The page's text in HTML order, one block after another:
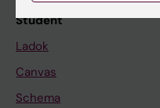
Student
Ladok
Canvas
Schema